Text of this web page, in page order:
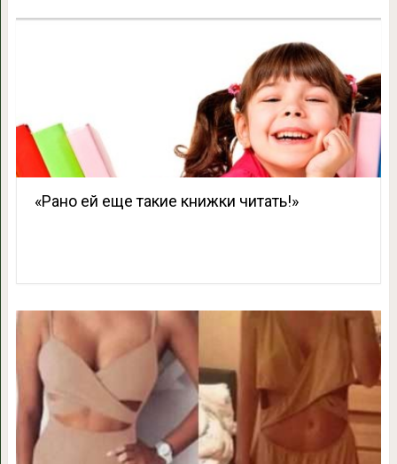
«Рано ей еще такие книжки читать!»